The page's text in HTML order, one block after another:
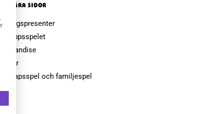
SIDOR
och familjespel